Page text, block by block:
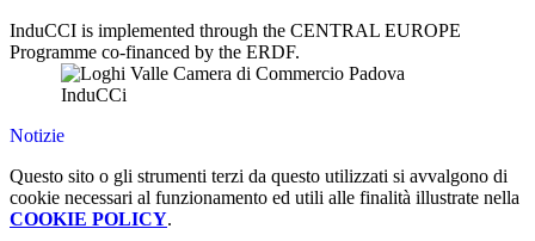
InduCCI is implemented through the CENTRAL EUROPE
Programme co-financed by the ERDF.
Notizie
Questo sito o gli strumenti terzi da questo utilizzati si avvalgono di
cookie necessari al funzionamento ed utili alle finalità illustrate nella
COOKIE POLICY.